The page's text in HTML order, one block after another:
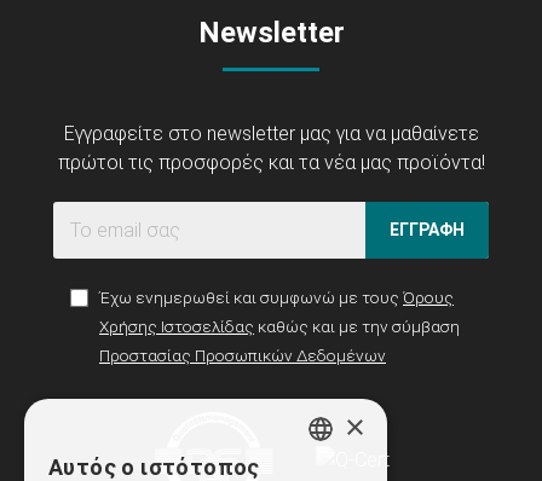
Newsletter
Εγγραφείτε στο newsletter μας για να μαθαίνετε
πρώτοι τις προσφορές και τα νέα μας προϊόντα!
ΕΓΓΡΑΦΗ
Έχω ενημερωθεί και συμφωνώ με τους Όρους
Χρήσης Ιστοσελίδας καθώς και με την σύμβαση
Προστασίας Προσωπικών Δεδομένων
×
Αυτός ο ιστότοπος